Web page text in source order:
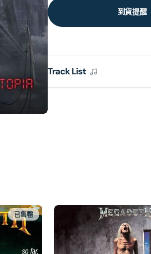
到貨提醒
Track List
已售罄